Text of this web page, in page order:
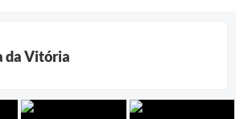
da Vitória